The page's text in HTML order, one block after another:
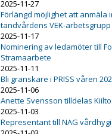
2025-11-27
Förlängd möjlighet att
tandvårdens VEK-arbetsgrupp
2025-11-17
Nominering av ledamöter till
Stramaarbete
2025-11-11
Bli granskare i PRISS våren
2025-11-06
Anette Svensson tilldelas
2025-11-03
Representant till NAG